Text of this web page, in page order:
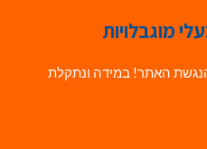
מוגבלויות
האתר! במידה ונתקלת